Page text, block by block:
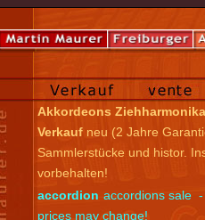
Akkordeons
Verkauf neu (2 Jahre
Sammlerstücke und histor.
vorbehalten!
accordion accordions sale -
prices may change!